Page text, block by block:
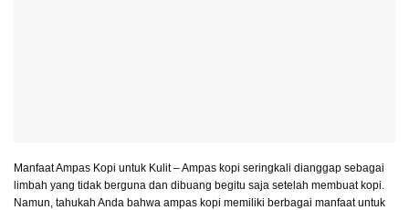
Manfaat Ampas Kopi untuk Kulit – Ampas kopi seringkali dianggap sebagai
limbah yang tidak berguna dan dibuang begitu saja setelah membuat kopi.
Namun, tahukah Anda bahwa ampas kopi memiliki berbagai manfaat untuk